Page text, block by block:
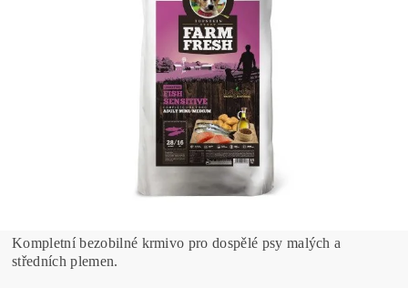
Kompletní bezobilné krmivo pro dospělé psy malých a
středních plemen.